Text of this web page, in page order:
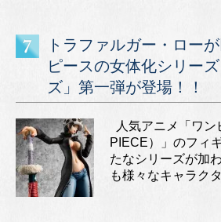
トラファルガー・ロー
ピースの女体化シリー
ズ」第一弾が登場！！
人気アニメ「ワン
PIECE）」のフィ
たなシリーズが加
も様々なキャラク